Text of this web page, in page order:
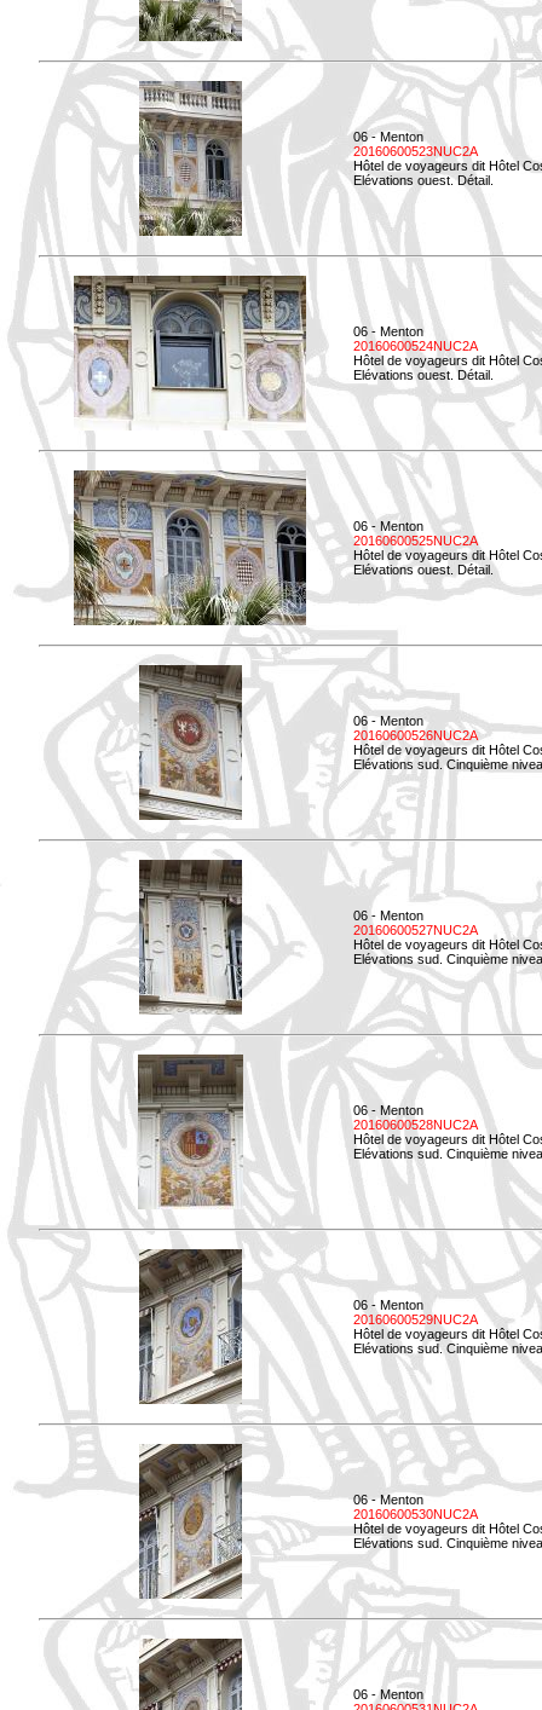
06 - Menton
20160600523NUC2A
Hôtel de voyageurs dit Hôtel
Elévations ouest. Détail.
06 - Menton
20160600524NUC2A
Hôtel de voyageurs dit Hôtel
Elévations ouest. Détail.
06 - Menton
20160600525NUC2A
Hôtel de voyageurs dit Hôtel
Elévations ouest. Détail.
06 - Menton
20160600526NUC2A
Hôtel de voyageurs dit Hôtel
Elévations sud. Cinquième
06 - Menton
20160600527NUC2A
Hôtel de voyageurs dit Hôtel
Elévations sud. Cinquième
06 - Menton
20160600528NUC2A
Hôtel de voyageurs dit Hôtel
Elévations sud. Cinquième
06 - Menton
20160600529NUC2A
Hôtel de voyageurs dit Hôtel
Elévations sud. Cinquième
06 - Menton
20160600530NUC2A
Hôtel de voyageurs dit Hôtel
Elévations sud. Cinquième
06 - Menton